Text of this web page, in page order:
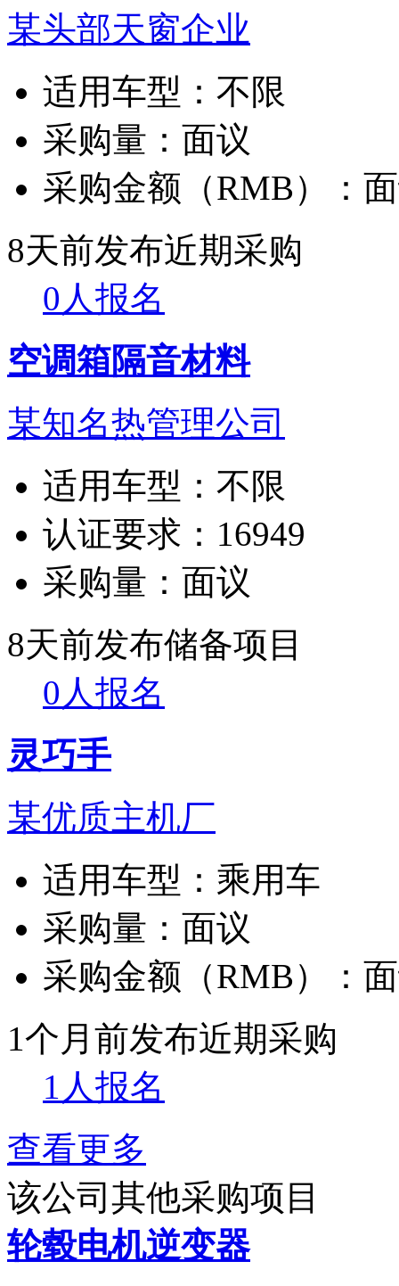
某头部天窗企业
适用车型： 不限
采购量： 面议
采购金额（RMB）：
8天前发布近期采购
0人报名
空调箱隔音材料
某知名热管理公司
适用车型： 不限
认证要求： 16949
采购量： 面议
8天前发布储备项目
0人报名
灵巧手
某优质主机厂
适用车型： 乘用车
采购量： 面议
采购金额（RMB）：
1个月前发布近期采购
1人报名
查看更多
该公司其他采购项目
轮毂电机逆变器